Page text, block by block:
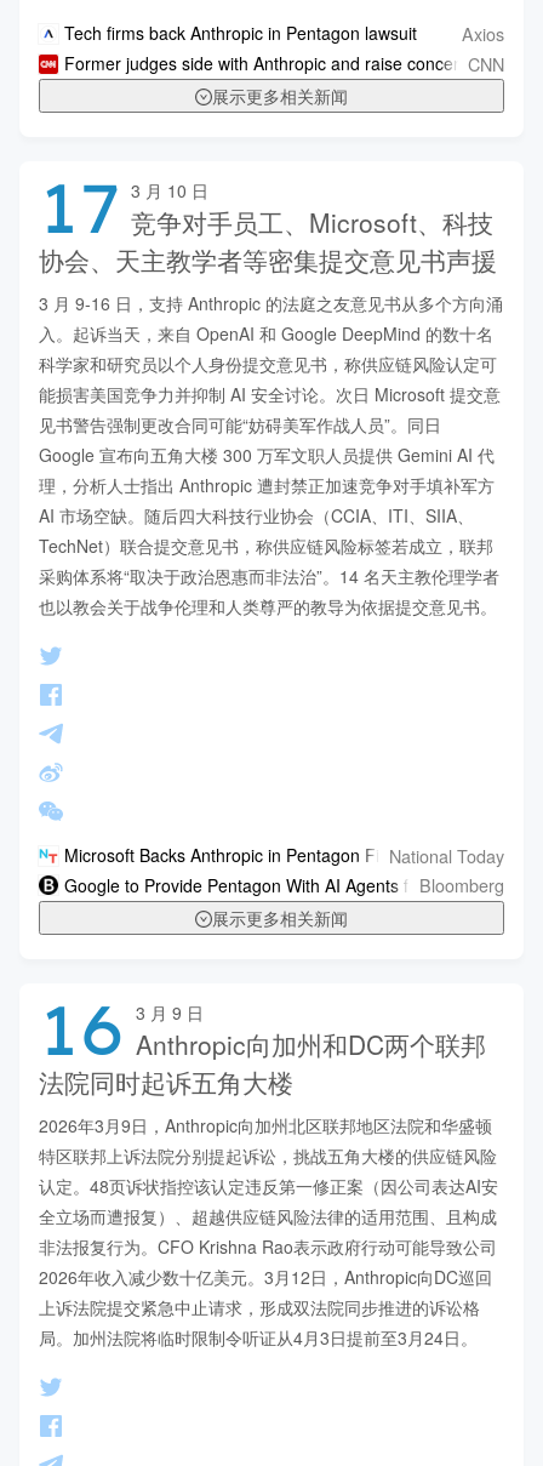
Tech firms back Anthropic in Pentagon lawsuit Axios
Former judges side with Anthropic and raise concerns about
CNN
展示更多相关新闻
17 3 月 10 日
竞争对手员工、Microsoft、科技
协会、天主教学者等密集提交意见书声援
3 月 9-16 日，支持 Anthropic 的法庭之友意见书从多个方向涌
入。起诉当天，来自 OpenAI 和 Google DeepMind 的数十名
科学家和研究员以个人身份提交意见书，称供应链风险认定可
能损害美国竞争力并抑制 AI 安全讨论。次日 Microsoft 提交意
见书警告强制更改合同可能“妨碍美军作战人员”。同日
Google 宣布向五角大楼 300 万军文职人员提供 Gemini AI 代
理，分析人士指出 Anthropic 遭封禁正加速竞争对手填补军方
AI 市场空缺。随后四大科技行业协会（CCIA、ITI、SIIA、
TechNet）联合提交意见书，称供应链风险标签若成立，联邦
采购体系将“取决于政治恩惠而非法治”。14 名天主教伦理学者
也以教会关于战争伦理和人类尊严的教导为依据提交意见书。
Microsoft Backs Anthropic in Pentagon FightNational Today
Google to Provide Pentagon With AI Agents for Unclassified
Bloomberg
展示更多相关新闻
16 3 月 9 日
Anthropic向加州和DC两个联邦
法院同时起诉五角大楼
2026年3月9日，Anthropic向加州北区联邦地区法院和华盛顿
特区联邦上诉法院分别提起诉讼，挑战五角大楼的供应链风险
认定。48页诉状指控该认定违反第一修正案（因公司表达AI安
全立场而遭报复）、超越供应链风险法律的适用范围、且构成
非法报复行为。CFO Krishna Rao表示政府行动可能导致公司
2026年收入减少数十亿美元。3月12日，Anthropic向DC巡回
上诉法院提交紧急中止请求，形成双法院同步推进的诉讼格
局。加州法院将临时限制令听证从4月3日提前至3月24日。